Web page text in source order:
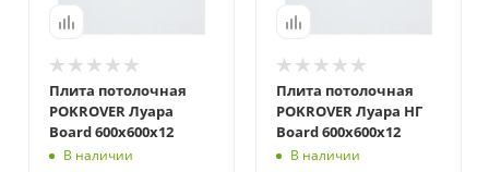
Плита потолочная
POKROVER Луара
Board 600х600х12
В наличии
Плита потолочная
POKROVER Луара НГ
Board 600х600х12
В наличии